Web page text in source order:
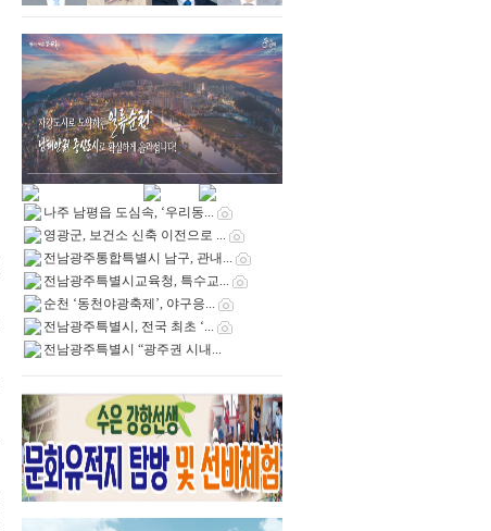
나주 남평읍 도심속, ‘우리동...
영광군, 보건소 신축 이전으로 ...
전남광주통합특별시 남구, 관내...
전남광주특별시교육청, 특수교...
순천 ‘동천야광축제’, 야구응...
전남광주특별시, 전국 최초 ‘...
전남광주특별시 “광주권 시내...